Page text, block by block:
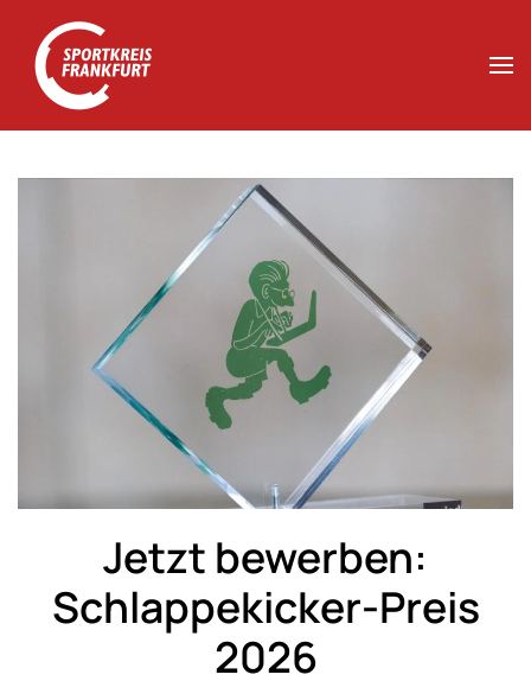
Zum Hauptinhalt springen
Jetzt bewerben:
Schlappekicker-Preis
2026